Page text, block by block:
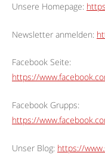
Unsere Homepage:
Newsletter anmelden:
Facebook Seite:
https://
Facebook Grupps:
https://
Unser Blog: https://